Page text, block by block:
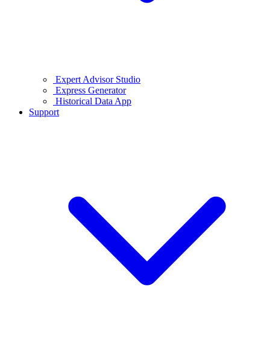
Expert Advisor Studio
Express Generator
Historical Data App
Support